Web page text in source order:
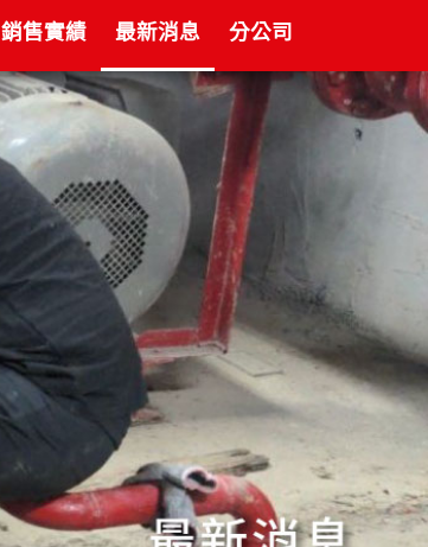
銷售實績 最新消息 分公司